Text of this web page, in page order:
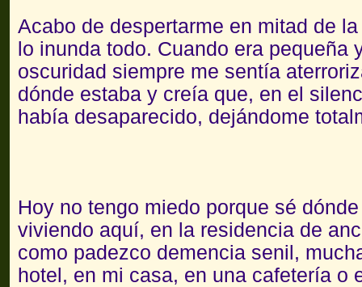
Acabo de despertarme en mitad de
lo inunda todo. Cuando era pequeña
oscuridad siempre me sentía
dónde estaba y creía que, en el
había desaparecido, dejándome
Hoy no tengo miedo porque sé
viviendo aquí, en la residencia de
como padezco demencia senil,
hotel, en mi casa, en una cafetería o